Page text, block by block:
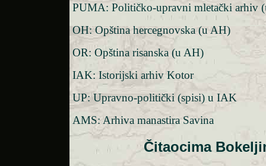
PUMA: Političko-upravni mletački arhiv
OH: Opština hercegnovska (u AH)
OR: Opština risanska (u AH)
IAK: Istorijski arhiv Kotor
UP: Upravno-politički (spisi) u IAK
AMS: Arhiva manastira Savina
Čitaocima